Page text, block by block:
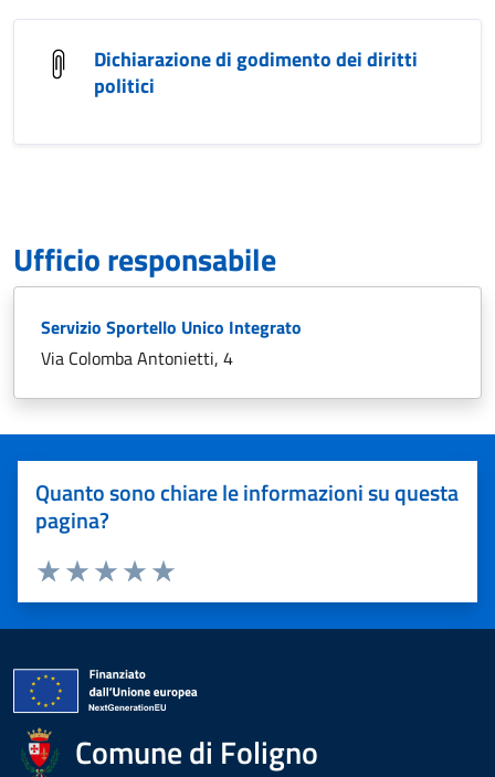
Dichiarazione di godimento dei diritti
politici
Ufficio responsabile
Servizio Sportello Unico Integrato
Via Colomba Antonietti, 4
Quanto sono chiare le informazioni su questa
pagina?
Valuta 5 stelle su 5
Valuta 4 stelle su 5
Valuta 3 stelle su 5
Valuta 2 stelle su 5
Valuta 1 stelle su 5
Comune di Foligno